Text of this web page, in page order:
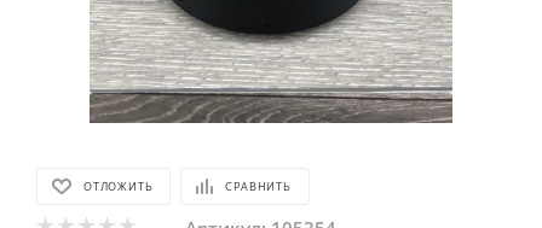
ОТЛОЖИТЬ СРАВНИТЬ